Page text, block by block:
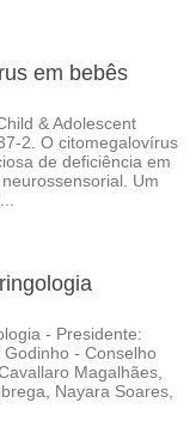
em bebês
& Adolescent
2. O citomegalovírus
de deficiência em
Um
- Presidente:
- Conselho
Magalhães,
Nayara Soares,